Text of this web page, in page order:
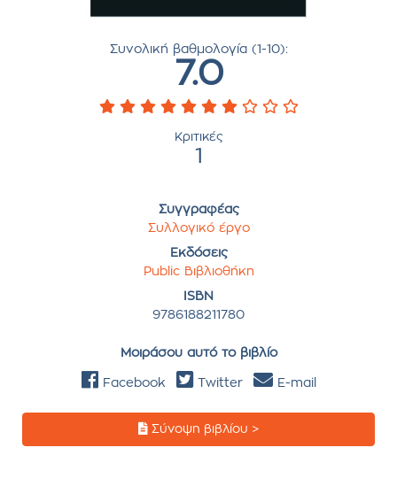
Συνολική βαθμολογία (1-10):
7.0
Κριτικές
1
Συγγραφέας
Συλλογικό έργο
Εκδόσεις
Public Βιβλιοθήκη
ISBN
9786188211780
Μοιράσου αυτό το βιβλίο
Facebook Twitter E-mail
Σύνοψη βιβλίου >